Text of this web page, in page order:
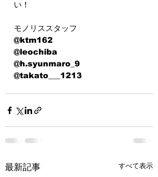
い！
モノリススタッフ
@ktm162
@leochiba
@h.syunmaro_9
@takato___1213
最新記事 すべて表示